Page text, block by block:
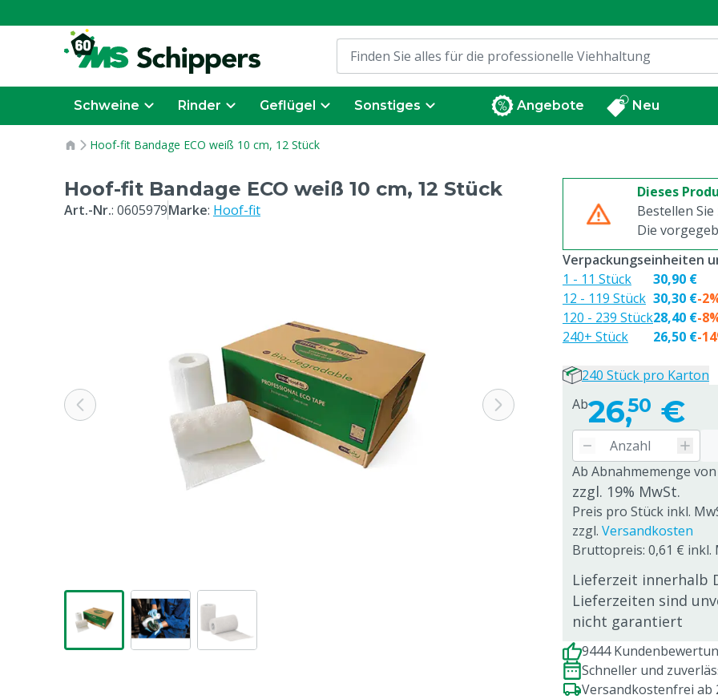
Schweine Rinder Geflügel Sonstiges Angebote Neu
Hoof-fit Bandage ECO weiß 10 cm, 12 Stück
Hoof-fit Bandage ECO weiß 10 cm, 12 Stück
Art.-Nr.: 0605979Marke: Hoof-fit
Dieses
Bestellen
Die
Ab26,50 €
Ab Abnahmemenge von
zzgl. 19% MwSt.
Preis pro Stück inkl.
zzgl. Versandkosten
Bruttopreis: 0,61 € inkl.
Lieferzeit innerhalb
Lieferzeiten sind
nicht garantiert
Verpackungseinheiten
1 - 11 Stück
12 - 119 Stück
120 - 239 Stück
240+ Stück
30,90 €
30,30 €
28,40 €
26,50 €
-
-
-
240 Stück pro Karton
9444
Schneller und
Versandkostenfrei ab